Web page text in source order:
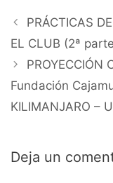
PRÁCTICAS
EL CLUB (2ª
PROYECCIÓN
Fundación
KILIMANJARO –
Deja un